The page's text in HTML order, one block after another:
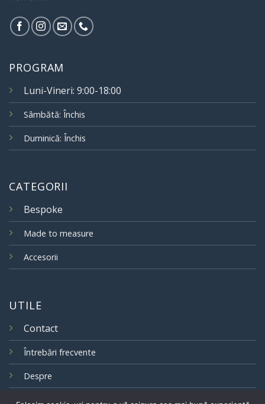
PROGRAM
Luni-Vineri: 9:00-18:00
Sâmbătă: Închis
Duminică: Închis
CATEGORII
Bespoke
Made to measure
Accesorii
UTILE
Contact
Întrebări frecvente
Despre